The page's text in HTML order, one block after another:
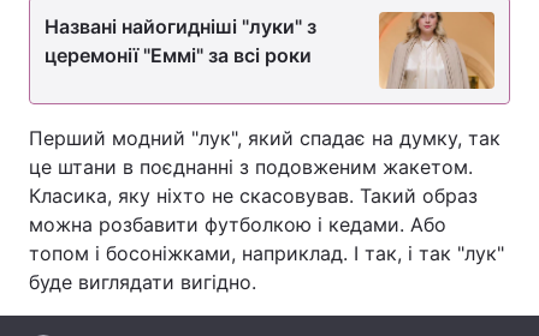
Економіка Світ
Техно і зв'язок Лайт
Зброя Інциденти
Здоров'я Туризм
Названі найогидніші "луки" з
церемонії "Еммі" за всі роки
Перший модний "лук", який спадає на думку, так
це штани в поєднанні з подовженим жакетом.
Класика, яку ніхто не скасовував. Такий образ
можна розбавити футболкою і кедами. Або
топом і босоніжками, наприклад. І так, і так "лук"
буде виглядати вигідно.